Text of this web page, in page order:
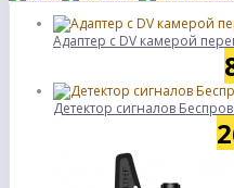
Адаптер с DV камерой
Детектор сигналов